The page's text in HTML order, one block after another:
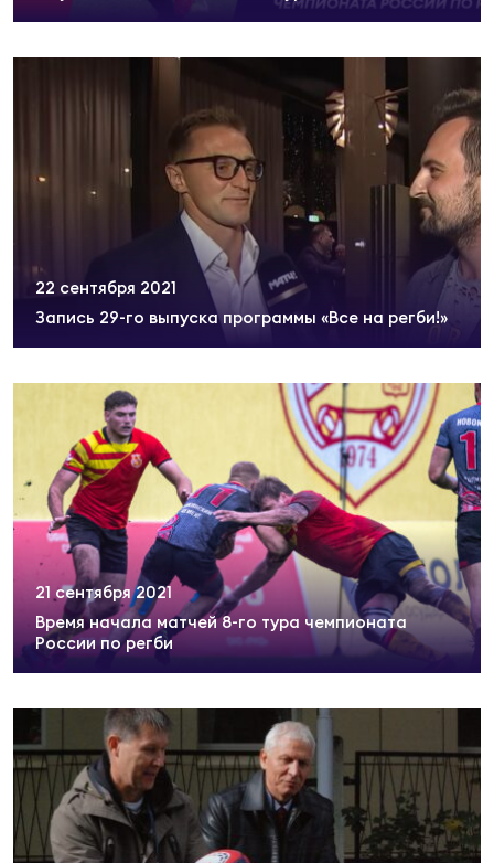
Запись 29-го выпуска программы «Все на регби!»
22 сентября 2021
Время начала матчей 8-го тура чемпионата
России по регби
21 сентября 2021